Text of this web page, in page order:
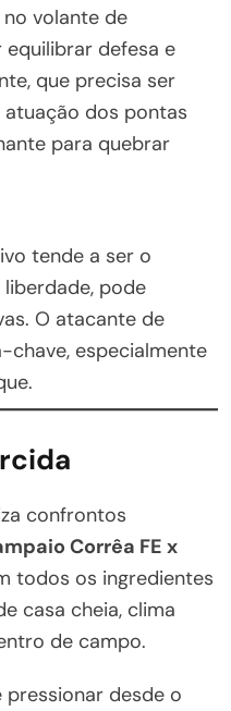
volante de
defesa e
que precisa ser
atuação dos pontas
para quebrar
tende a ser o
pode
O atacante de
especialmente
confrontos
Corrêa FE x
todos os ingredientes
casa cheia, clima
de campo.
desde o